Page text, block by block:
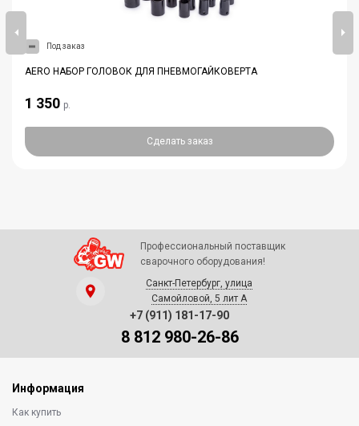
Под заказ
AERO НАБОР ГОЛОВОК ДЛЯ ПНЕВМОГАЙКОВЕРТА
1 350 р.
Сделать заказ
Профессиональный поставщик
сварочного оборудования!
Санкт-Петербург, улица
Самойловой, 5 лит А
+7 (911) 181-17-90
8 812 980-26-86
Информация
Как купить